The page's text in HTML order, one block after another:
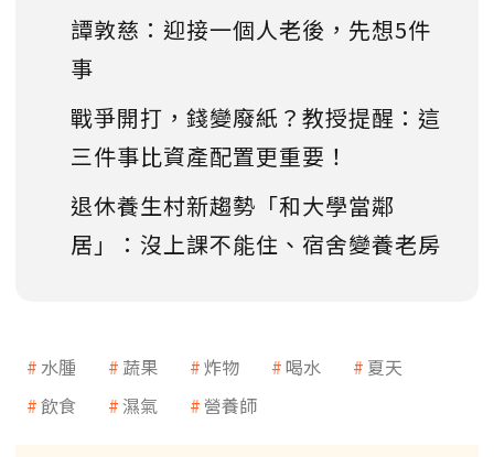
譚敦慈：迎接一個人老後，先想5件
事
戰爭開打，錢變廢紙？教授提醒：這
三件事比資產配置更重要！
退休養生村新趨勢「和大學當鄰
居」：沒上課不能住、宿舍變養老房
水腫 蔬果 炸物 喝水
夏天
飲食
濕氣 營養師